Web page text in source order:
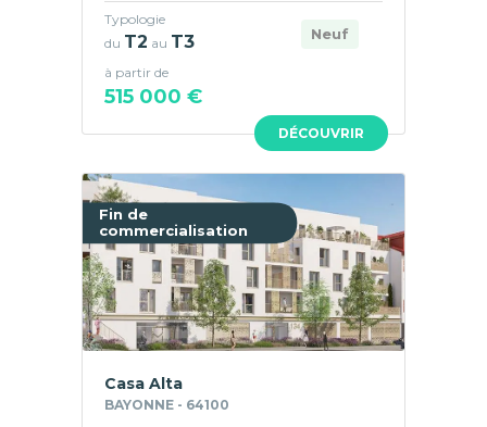
DÉCOUVRIR
Neuf
Typologie
du T2 au T3
à partir de
515 000 €
Fin de
commercialisation
Casa Alta
BAYONNE - 64100